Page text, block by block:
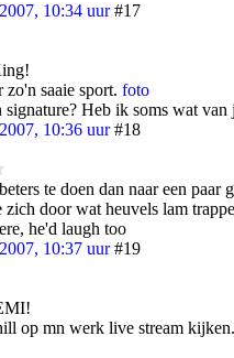
10:34 uur #17
zo'n saaie sport. foto
signature? Heb ik soms wat van
10:36 uur #18
te doen dan naar een paar
door wat heuvels lam
he'd laugh too
10:37 uur #19
op mn werk live stream